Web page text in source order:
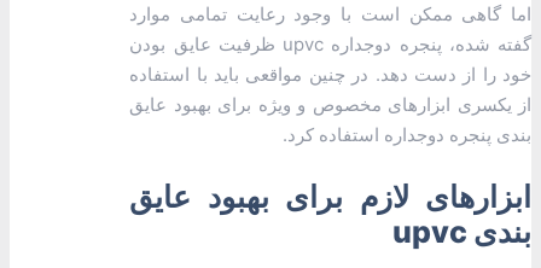
اما گاهی ممکن است با وجود رعایت تمامی موارد
گفته شده، پنجره دوجداره upvc ظرفیت عایق بودن
خود را از دست دهد. در چنین مواقعی باید با استفاده
از یکسری ابزار‌های مخصوص و ویژه برای بهبود عایق
بندی پنجره دوجداره استفاده کرد.
ابزارهای لازم برای بهبود عایق
بندی upvc